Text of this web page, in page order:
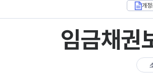
개정
임금채권